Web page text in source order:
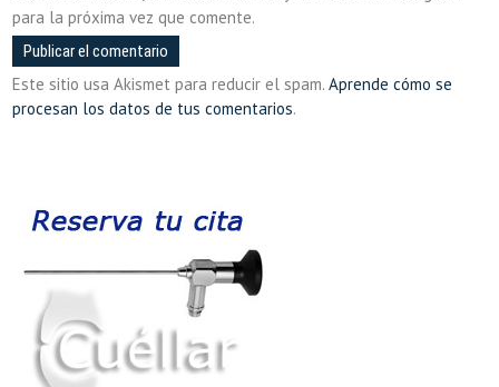
para la próxima vez que comente.
Este sitio usa Akismet para reducir el spam.Aprende cómo se
procesan los datos de tus comentarios.